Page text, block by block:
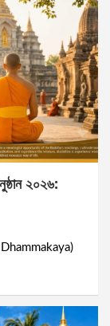
২০২৬:
Dhammakaya)